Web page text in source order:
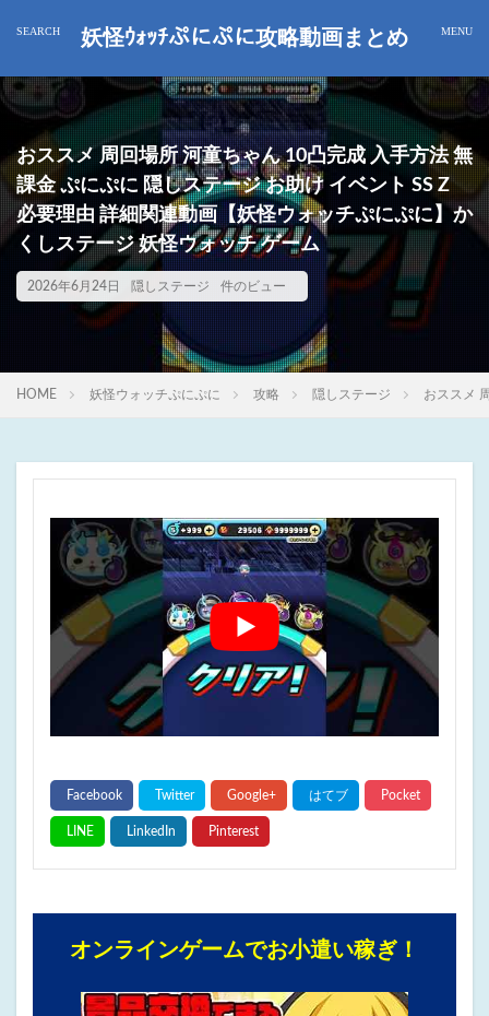
妖怪ｳｫｯﾁぷにぷに攻略動画まとめ
おススメ 周回場所 河童ちゃん 10凸完成 入手方法 無
課金 ぷにぷに 隠しステージ お助け イベント SS Z
必要理由 詳細関連動画【妖怪ウォッチぷにぷに】か
くしステージ 妖怪ウォッチ ゲーム
2026年6月24日 隠しステージ 件のビュー
HOME 妖怪ウォッチぷにぷに 攻略 隠しステージ おススメ
オンラインゲームでお小遣い稼ぎ！